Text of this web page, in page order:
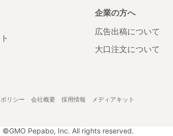
企業の方へ
広告出稿について
大口注文について
リシー 会社概要 採用情報 メディアキット
©GMO Pepabo, Inc. All rights reserved.